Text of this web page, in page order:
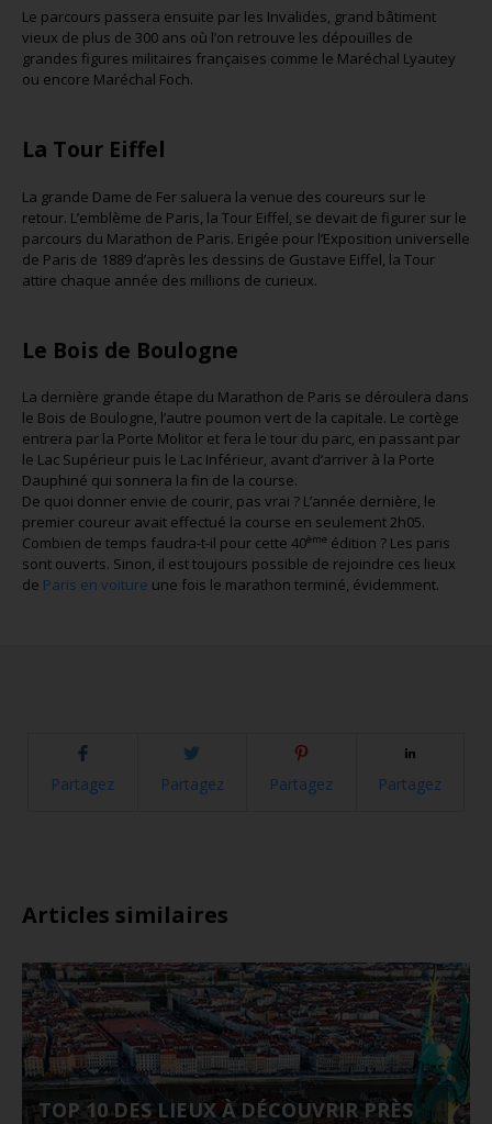
Le parcours passera ensuite par les Invalides, grand bâtiment
vieux de plus de 300 ans où l’on retrouve les dépouilles de
grandes figures militaires françaises comme le Maréchal Lyautey
ou encore Maréchal Foch.
La Tour Eiffel
La grande Dame de Fer saluera la venue des coureurs sur le
retour. L’emblème de Paris, la Tour Eiffel, se devait de figurer sur le
parcours du Marathon de Paris. Erigée pour l’Exposition universelle
de Paris de 1889 d’après les dessins de Gustave Eiffel, la Tour
attire chaque année des millions de curieux.
Le Bois de Boulogne
La dernière grande étape du Marathon de Paris se déroulera dans
le Bois de Boulogne, l’autre poumon vert de la capitale. Le cortège
entrera par la Porte Molitor et fera le tour du parc, en passant par
le Lac Supérieur puis le Lac Inférieur, avant d’arriver à la Porte
Dauphiné qui sonnera la fin de la course.
De quoi donner envie de courir, pas vrai ? L’année dernière, le
premier coureur avait effectué la course en seulement 2h05.
Combien de temps faudra-t-il pour cette 40ème édition ? Les paris
sont ouverts. Sinon, il est toujours possible de rejoindre ces lieux
de Paris en voiture une fois le marathon terminé, évidemment.
Partagez Partagez Partagez Partagez
Articles similaires
TOP 10 DES LIEUX À DÉCOUVRIR PRÈS